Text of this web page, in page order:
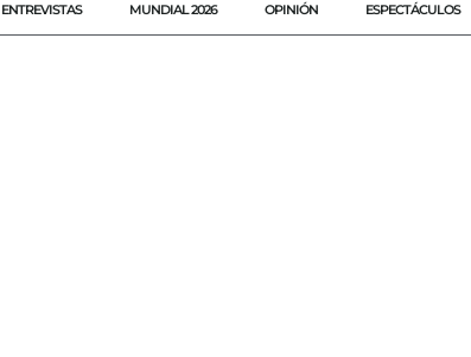
ENTREVISTAS MUNDIAL 2026 OPINIÓN ESPECTÁCULOS